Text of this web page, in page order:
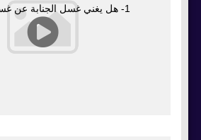
1- هل يغني غسل الجنابة عن غسل الحيض؟